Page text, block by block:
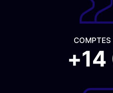
COMPTES
+